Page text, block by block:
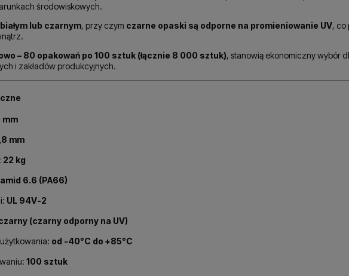
środowiskowych.
białym lub czarnym, przy czym czarne opaski są odporne na promieniowanie UV, co
– 80 opakowań po 100 sztuk (łącznie 8 000 sztuk), stanowią ekonomiczny wybór
i zakładów produkcyjnych.
mm
mm
22 kg
6.6 (PA66)
UL 94V-2
(czarny odporny na UV)
od -40°C do +85°C
100 sztuk